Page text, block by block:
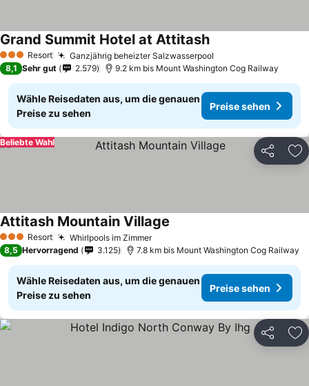
3 SterneResort Ganzjährig beheizter Salzwasserpool
Grand Summit Hotel at AttitashPreise sehen
8,1 Sehr gut 2.579 9.2 km bis Mount Washington Cog Railway
Wähle Reisedaten aus, um die genauen
Preise zu sehen
Preise sehen
Teilen
Beliebte Wahl
3 SterneResort Whirlpools im ZimmerPreise sehen
Attitash Mountain Village
8,5 Hervorragend 3.125 7.8 km bis Mount Washington Cog Railway
Wähle Reisedaten aus, um die genauen
Preise zu sehen
Preise sehen
Teilen